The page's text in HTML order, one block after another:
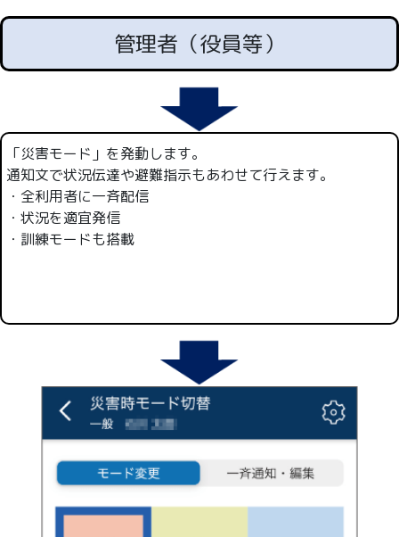
管理者（役員等）
「災害モード」を発動します。
通知文で状況伝達や避難指示もあわせて行えます。
・全利用者に一斉配信
・状況を適宜発信
・訓練モードも搭載